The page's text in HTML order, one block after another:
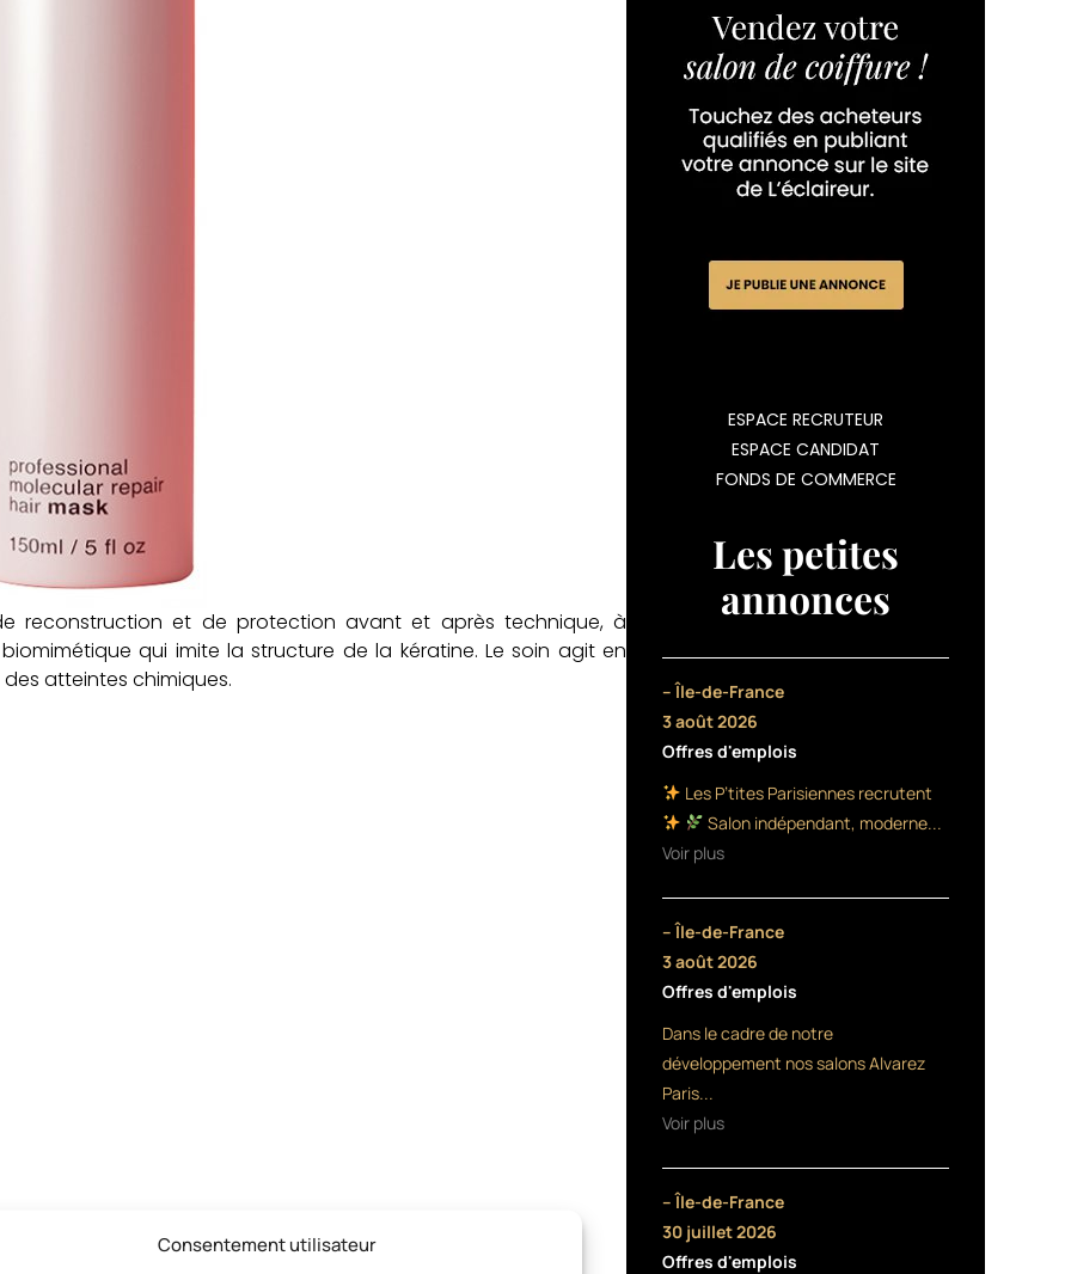
Consentement utilisateur
reconstruction et de protection avant et après technique, à
qui imite la structure de la kératine. Le soin agit en
atteintes chimiques.
ESPACE RECRUTEUR
ESPACE CANDIDAT
FONDS DE COMMERCE
Les petites
annonces
– Île-de-France
3 août 2026
Offres d'emplois
Les P’tites Parisiennes recrutent
Salon indépendant, moderne...
Voir plus
– Île-de-France
3 août 2026
Offres d'emplois
Dans le cadre de notre
développement nos salons Alvarez
Paris...
Voir plus
– Île-de-France
30 juillet 2026
Offres d'emplois